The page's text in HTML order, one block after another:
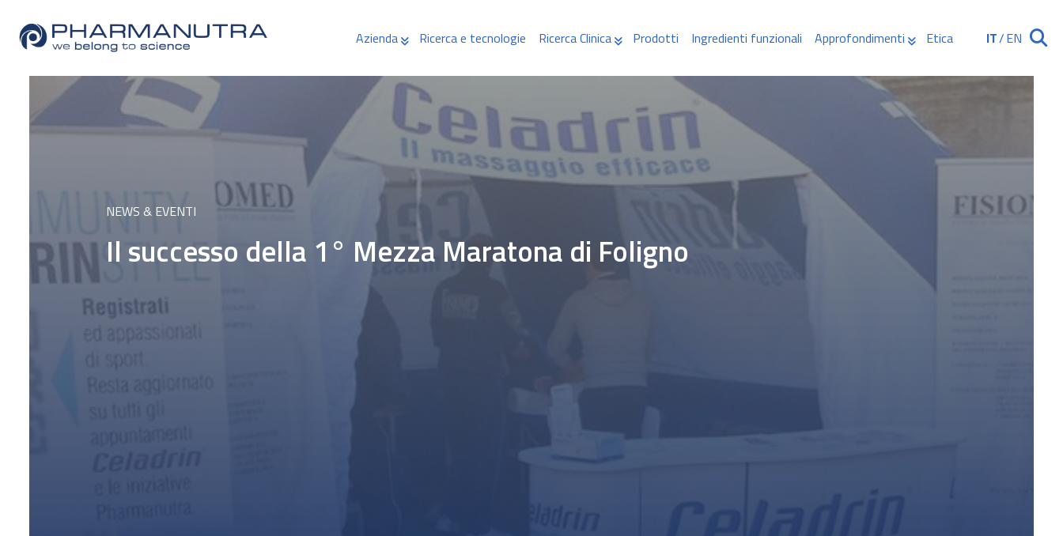
content
Azienda Ricerca e tecnologie Ricerca Clinica Prodotti Ingredienti funzionali Approfondimenti Etica IT/EN Ricerca
NEWS & EVENTI
Il successo della 1° Mezza Maratona di Foligno